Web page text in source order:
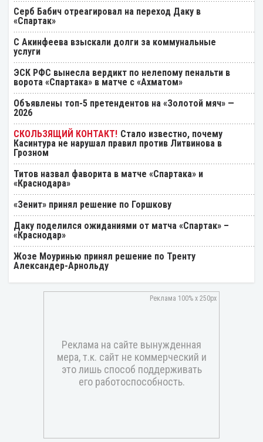
Серб Бабич отреагировал на переход Даку в
«Спартак»
С Акинфеева взыскали долги за коммунальные
услуги
ЭСК РФС вынесла вердикт по нелепому пенальти в
ворота «Спартака» в матче с «Ахматом»
Объявлены топ-5 претендентов на «Золотой мяч» —
2026
Стало известно, почему
Касинтура не нарушал правил против Литвинова в
Грозном
Титов назвал фаворита в матче «Спартака» и
«Краснодара»
«Зенит» принял решение по Горшкову
Даку поделился ожиданиями от матча «Спартак» –
«Краснодар»
Жозе Моуринью принял решение по Тренту
Александер-Арнольду